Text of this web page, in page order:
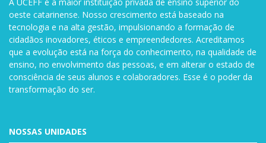
oeste catarinense. Nosso crescimento está baseado na
tecnologia e na alta gestão, impulsionando a formação de
cidadãos inovadores, éticos e empreendedores. Acreditamos
que a evolução está na força do conhecimento, na qualidade de
ensino, no envolvimento das pessoas, e em alterar o estado de
consciência de seus alunos e colaboradores. Esse é o poder da
transformação do ser.
NOSSAS UNIDADES